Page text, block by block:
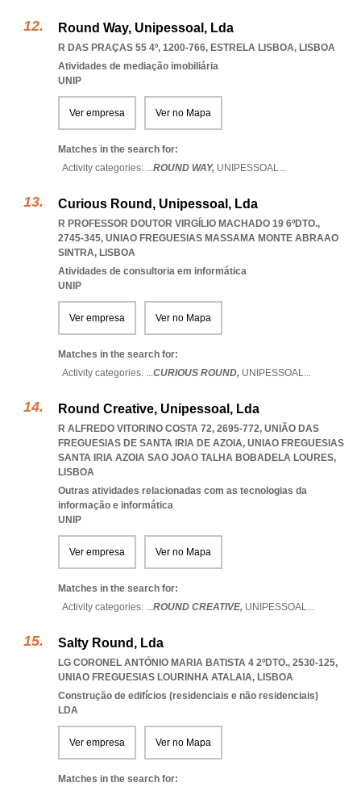
Round Way, Unipessoal, Lda
R DAS PRAÇAS 55 4º, 1200-766, ESTRELA LISBOA, LISBOA
Atividades de mediação imobiliária
UNIP
Ver empresa Ver no Mapa
Matches in the search for:
Activity categories: ...ROUND WAY, UNIPESSOAL...
Curious Round, Unipessoal, Lda
R PROFESSOR DOUTOR VIRGÍLIO MACHADO 19 6ºDTO.,
2745-345, UNIAO FREGUESIAS MASSAMA MONTE ABRAAO
SINTRA, LISBOA
Atividades de consultoria em informática
UNIP
Ver empresa Ver no Mapa
Matches in the search for:
Activity categories: ...CURIOUS ROUND, UNIPESSOAL...
Round Creative, Unipessoal, Lda
R ALFREDO VITORINO COSTA 72, 2695-772, UNIÃO DAS
FREGUESIAS DE SANTA IRIA DE AZOIA, UNIAO FREGUESIAS
SANTA IRIA AZOIA SAO JOAO TALHA BOBADELA LOURES,
LISBOA
Outras atividades relacionadas com as tecnologias da
informação e informática
UNIP
Ver empresa Ver no Mapa
Matches in the search for:
Activity categories: ...ROUND CREATIVE, UNIPESSOAL...
Salty Round, Lda
LG CORONEL ANTÓNIO MARIA BATISTA 4 2ºDTO., 2530-125,
UNIAO FREGUESIAS LOURINHA ATALAIA, LISBOA
Construção de edifícios (residenciais e não residenciais)
LDA
Ver empresa Ver no Mapa
Matches in the search for: